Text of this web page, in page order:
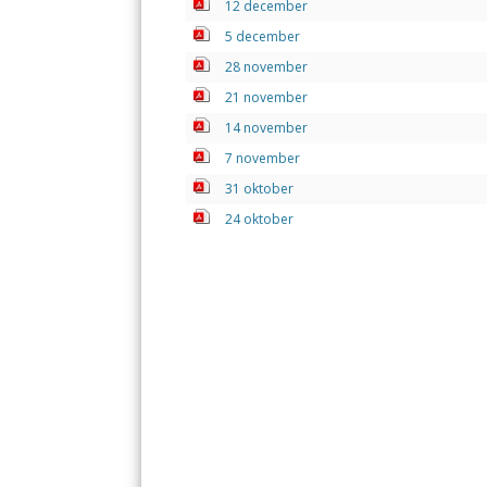
k p
12 december
5 december
28 november
21 november
14 november
7 november
31 oktober
24 oktober